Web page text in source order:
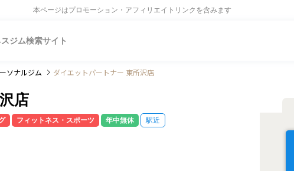
本ページはプロモーション・アフィリエイトリンクを含みます
ジム検索サイト
ソナルジム ダイエットパートナー 東所沢店
店
フィットネス・スポーツ 年中無休 駅近